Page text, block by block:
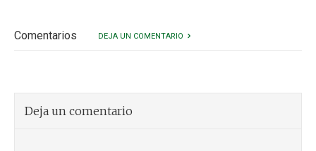
Comentarios DEJA UN COMENTARIO
Deja un comentario